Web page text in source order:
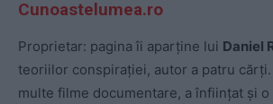
Cunoastelumea.ro
Proprietar: pagina îi aparține lui Daniel
teoriilor conspirației, autor a patru cărți.
multe filme documentare, a înființat și o